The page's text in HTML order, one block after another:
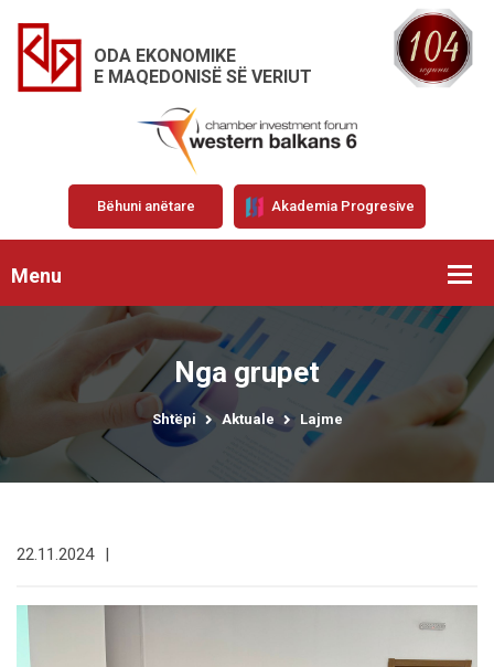
ODA EKONOMIKE
E MAQEDONISË SË VERIUT
Bëhuni anëtare Akademia Progresive
Menu
Nga grupet
Shtëpi Aktuale Lajme
22.11.2024 |